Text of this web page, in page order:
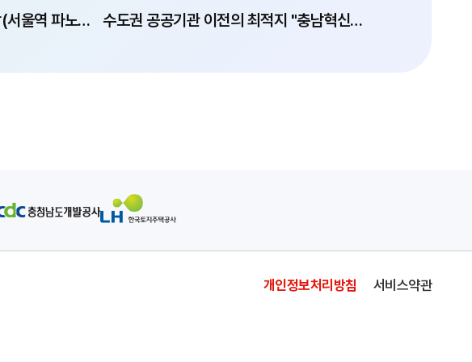
충남혁신도시 홍보 현장 영상(서울역 파노라마) 수도권 공공기관 이전의 최적지 "충남혁신도시"
개인정보처리방침 서비스약관